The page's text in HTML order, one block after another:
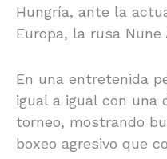
Hungría, ante la
Europa, la rusa Nune
En una entretenida
igual a igual con una
torneo, mostrando
boxeo agresivo que